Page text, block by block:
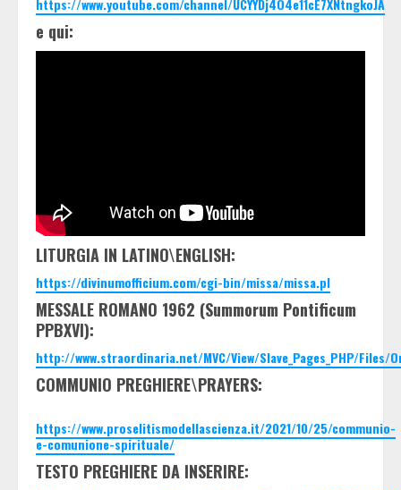
https://www.youtube.com/channel/UCYYDj4O4e11cE7XNtngkoJA
e qui:
LITURGIA IN LATINO\ENGLISH:
https://divinumofficium.com/cgi-bin/missa/missa.pl
MESSALE ROMANO 1962 (Summorum Pontificum
PPBXVI):
http://www.straordinaria.net/MVC/View/Slave_Pages_PHP/Files/
COMMUNIO PREGHIERE\PRAYERS:
https://www.proselitismodellascienza.it/2021/10/25/communio-
e-comunione-spirituale/
TESTO PREGHIERE DA INSERIRE: